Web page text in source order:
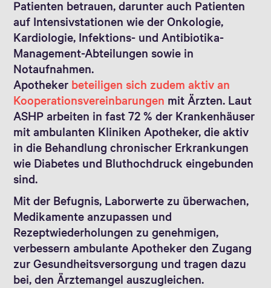
Patienten betrauen, darunter auch Patienten
auf Intensivstationen wie der Onkologie,
Kardiologie, Infektions- und Antibiotika-
Management-Abteilungen sowie in
Notaufnahmen.
Apotheker beteiligen sich zudem aktiv an
Kooperationsvereinbarungen mit Ärzten. Laut
ASHP arbeiten in fast 72 % der Krankenhäuser
mit ambulanten Kliniken Apotheker, die aktiv
in die Behandlung chronischer Erkrankungen
wie Diabetes und Bluthochdruck eingebunden
sind.
Mit der Befugnis, Laborwerte zu überwachen,
Medikamente anzupassen und
Rezeptwiederholungen zu genehmigen,
verbessern ambulante Apotheker den Zugang
zur Gesundheitsversorgung und tragen dazu
bei, den Ärztemangel auszugleichen.